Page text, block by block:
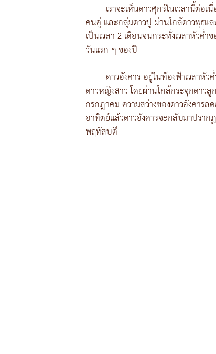
เราจะเห็นดาวศุกร์ในเวลานี้ต่
คนคู่ และกลุ่มดาวปู ผ่านใกล้ดาวพุธแล
เป็นเวลา 2 เดือนจนกระทั่งเวลาหัวค่
วันแรก ๆ ของปี
ดาวอังคาร อยู่ในท้องฟ้าเวลาหั
ดาวหญิงสาว โดยผ่านใกล้กระจุกดาว
กรกฎาคม ความสว่างของดาวอังคาร
อาทิตย์แล้วดาวอังคารจะกลับมาปราก
พฤหัสบดี